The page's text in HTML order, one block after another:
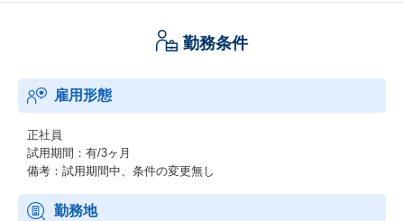
勤務条件
雇用形態
正社員
試用期間：有/3ヶ月
備考：試用期間中、条件の変更無し
勤務地